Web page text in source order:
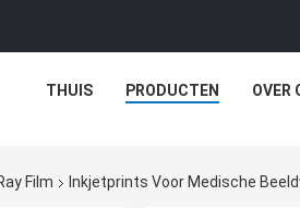
THUIS PRODUCTEN OVER
Film Inkjetprints Voor Medische